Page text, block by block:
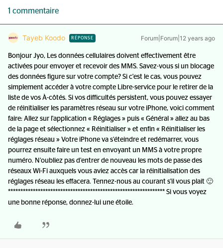
1 commentaire
Tayeb Koodo RÉPONSE Forum|Forum|12 years ago
Bonjour Jyo, Les données cellulaires doivent effectivement être
activées pour envoyer et recevoir des MMS. Savez-vous si un blocage
des données figure sur votre compte? Si c'est le cas, vous pouvez
simplement accéder à votre compte Libre-service pour le retirer de la
liste de vos À-côtés. Si vos difficultés persistent, vous pouvez essayer
de réinitialiser les paramètres réseau sur votre iPhone, voici comment
faire: Allez sur l'application « Réglages » puis « Général » allez au bas
de la page et sélectionnez « Réinitialiser » et enfin « Réinitialiser les
réglages réseau » Votre iPhone va s’éteindre et redémarrer, vous
pourrez ensuite faire un test en envoyant un MMS à votre propre
numéro. N’oubliez pas d’entrer de nouveau les mots de passe des
réseaux Wi-Fi auxquels vous aviez accès car la réinitialisation des
réglages réseau les effacera. Tennez-nous au courant s'il vous plait 🙂
*************************************************************** Si vous voyez
une bonne réponse, donnez-lui une étoile.